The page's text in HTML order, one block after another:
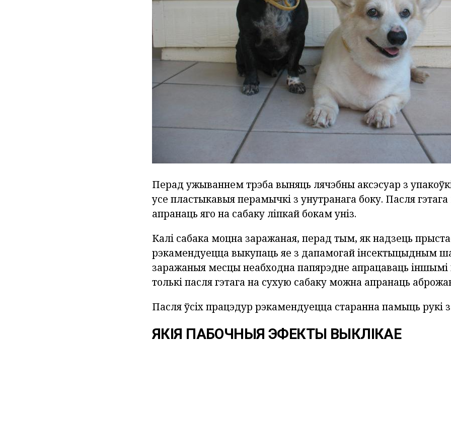
Перад ужываннем трэба выняць лячэбны аксэсуар з
усе пластыкавыя перамычкі з унутранага боку. Пасля
апранаць яго на сабаку ліпкай бокам уніз.
Калі сабака моцна заражаная, перад тым, як надзець
рэкамендуецца выкупаць яе з дапамогай інсектыцыдным
заражаныя месцы неабходна папярэдне апрацаваць іншымі
толькі пасля гэтага на сухую сабаку можна апранаць
Пасля ўсіх працэдур рэкамендуецца старанна памыць рукі
ЯКІЯ ПАБОЧНЫЯ ЭФЕКТЫ ВЫКЛІКАЕ